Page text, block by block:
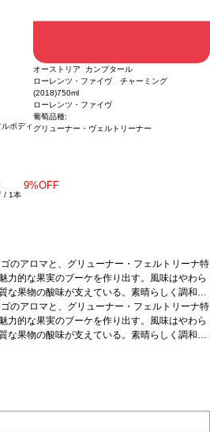
ルボディ
オーストリア カンプタール
ローレンツ・ファイヴ チャーミング
(2018)750ml
ローレンツ・ファイヴ
葡萄品種:
グリューナー・ヴェルトリーナー
/ 1本
9%OFF
のアロマと、グリューナー・フェルトリーナ特
力的な果実のブーケを作り出す。風味はやわら
な果物の酸味が支えている。素晴らしく調和が
璧。これはシンプルにチャーミングなワイン！
ルトリーナー名前の由来ローレンツ・ファイ
モザー家の5代目を意味する。ワインメーカ
のアロマと、グリューナー・フェルトリーナ特
力的な果実のブーケを作り出す。風味はやわら
な果物の酸味が支えている。素晴らしく調和が
モザー家の5代目を意味する。ワインメーカ
、グリューナー・フェルトリーナ品種に力を